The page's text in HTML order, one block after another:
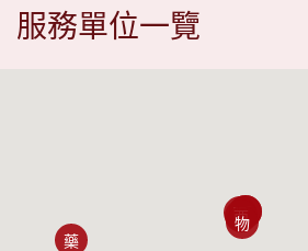
服務單位一覽
藥
中
西
牙
物
眼